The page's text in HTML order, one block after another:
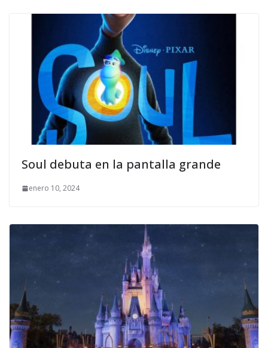
Soul debuta en la pantalla grande
enero 10, 2024